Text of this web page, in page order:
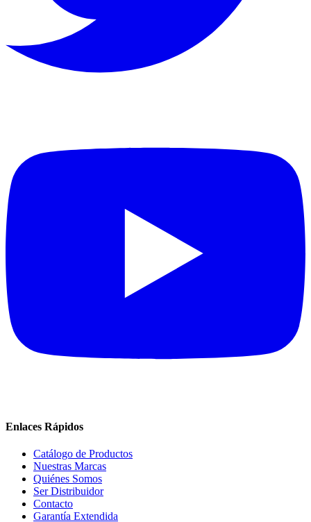
Enlaces Rápidos
Catálogo de Productos
Nuestras Marcas
Quiénes Somos
Ser Distribuidor
Contacto
Garantía Extendida